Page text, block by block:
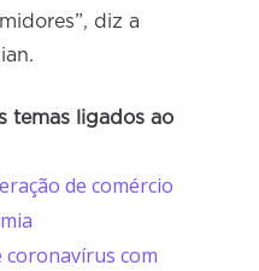
diz a
temas ligados ao
de comércio
coronavírus com